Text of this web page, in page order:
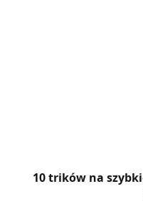
10 trików na